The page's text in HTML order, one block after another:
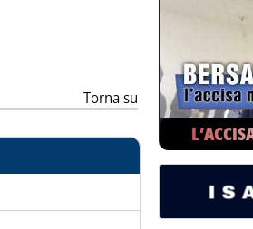
Torna su